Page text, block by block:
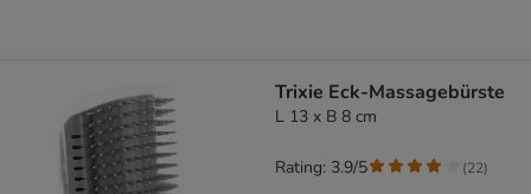
Trixie Eck-Massagebürste
L 13 x B 8 cm
Rating: 3.9/5 (22)